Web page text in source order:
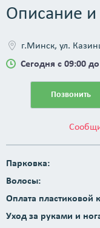
Описание
г.Минск, ул.
Сегодня с 09:00
Позвонить
Парковка:
Волосы:
Оплата пластиковой
Уход за руками и